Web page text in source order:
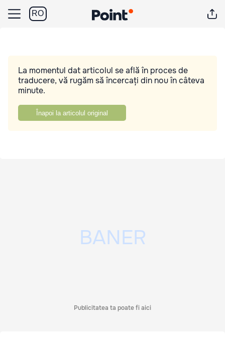
RO
La momentul dat articolul se află în proces de
traducere, vă rugăm să încercați din nou în câteva
minute.
Înapoi la articolul original
Publicitatea ta poate fi aici